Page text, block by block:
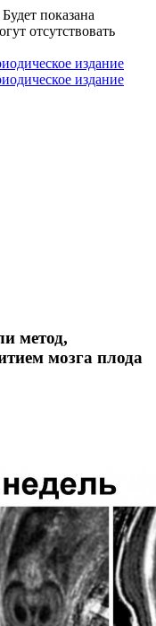
показана
отсутствовать
метод,
мозга плода